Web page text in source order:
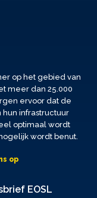
op het gebied van
meer dan 25.000
ervoor dat de
infrastructuur
optimaal wordt
wordt benut.
op
EOSL